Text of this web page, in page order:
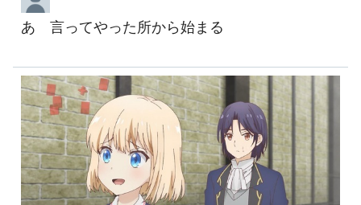
あ 言ってやった所から始まる